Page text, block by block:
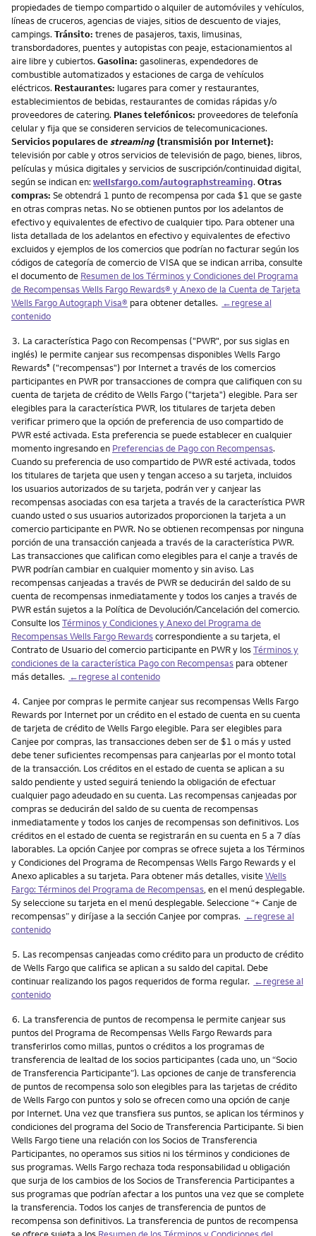
propiedades de tiempo compartido o alquiler de automóviles y vehículos,
líneas de cruceros, agencias de viajes, sitios de descuento de viajes,
campings. Tránsito: trenes de pasajeros, taxis, limusinas,
transbordadores, puentes y autopistas con peaje, estacionamientos al
aire libre y cubiertos. Gasolina: gasolineras, expendedores de
combustible automatizados y estaciones de carga de vehículos
eléctricos. Restaurantes: lugares para comer y restaurantes,
establecimientos de bebidas, restaurantes de comidas rápidas y/o
proveedores de catering. Planes telefónicos: proveedores de telefonía
celular y fija que se consideren servicios de telecomunicaciones.
Servicios populares de streaming (transmisión por Internet):
televisión por cable y otros servicios de televisión de pago, bienes, libros,
películas y música digitales y servicios de suscripción/continuidad digital,
según se indican en: wellsfargo.com/autographstreaming. Otras
compras: Se obtendrá 1 punto de recompensa por cada $1 que se gaste
en otras compras netas. No se obtienen puntos por los adelantos de
efectivo y equivalentes de efectivo de cualquier tipo. Para obtener una
lista detallada de los adelantos en efectivo y equivalentes de efectivo
excluidos y ejemplos de los comercios que podrían no facturar según los
códigos de categoría de comercio de VISA que se indican arriba, consulte
el documento de Resumen de los Términos y Condiciones del Programa
de Recompensas Wells Fargo Rewards® y Anexo de la Cuenta de Tarjeta
Wells Fargo Autograph Visa® para obtener detalles. ←regrese al
contenido
Nota
3. La característica Pago con Recompensas ("PWR", por sus siglas en
inglés) le permite canjear sus recompensas disponibles Wells Fargo
Rewards® ("recompensas") por Internet a través de los comercios
participantes en PWR por transacciones de compra que califiquen con su
cuenta de tarjeta de crédito de Wells Fargo ("tarjeta") elegible. Para ser
elegibles para la característica PWR, los titulares de tarjeta deben
verificar primero que la opción de preferencia de uso compartido de
PWR esté activada. Esta preferencia se puede establecer en cualquier
momento ingresando en Preferencias de Pago con Recompensas.
Cuando su preferencia de uso compartido de PWR esté activada, todos
los titulares de tarjeta que usen y tengan acceso a su tarjeta, incluidos
los usuarios autorizados de su tarjeta, podrán ver y canjear las
recompensas asociadas con esa tarjeta a través de la característica PWR
cuando usted o sus usuarios autorizados proporcionen la tarjeta a un
comercio participante en PWR. No se obtienen recompensas por ninguna
porción de una transacción canjeada a través de la característica PWR.
Las transacciones que califican como elegibles para el canje a través de
PWR podrían cambiar en cualquier momento y sin aviso. Las
recompensas canjeadas a través de PWR se deducirán del saldo de su
cuenta de recompensas inmediatamente y todos los canjes a través de
PWR están sujetos a la Política de Devolución/Cancelación del comercio.
Consulte losTérminos y Condiciones y Anexo del Programa de
Recompensas Wells Fargo Rewardscorrespondiente a su tarjeta, el
Contrato de Usuario del comercio participante en PWR y losTérminos y
condiciones de la característica Pago con Recompensas para obtener
más detalles. ←regrese al contenido
Nota
4. Canjee por compras le permite canjear sus recompensas Wells Fargo
Rewards por Internet por un crédito en el estado de cuenta en su cuenta
de tarjeta de crédito de Wells Fargo elegible. Para ser elegibles para
Canjee por compras, las transacciones deben ser de $1 o más y usted
debe tener suficientes recompensas para canjearlas por el monto total
de la transacción. Los créditos en el estado de cuenta se aplican a su
saldo pendiente y usted seguirá teniendo la obligación de efectuar
cualquier pago adeudado en su cuenta. Las recompensas canjeadas por
compras se deducirán del saldo de su cuenta de recompensas
inmediatamente y todos los canjes de recompensas son definitivos. Los
créditos en el estado de cuenta se registrarán en su cuenta en 5 a 7 días
laborables. La opción Canjee por compras se ofrece sujeta a los Términos
y Condiciones del Programa de Recompensas Wells Fargo Rewards y el
Anexo aplicables a su tarjeta. Para obtener más detalles, visiteWells
Fargo: Términos del Programa de Recompensas , en el menú desplegable.
Sy seleccione su tarjeta en el menú desplegable. Seleccione “+ Canje de
recompensas” y diríjase a la sección Canjee por compras. ←regrese al
contenido
Nota
5. Las recompensas canjeadas como crédito para un producto de crédito
de Wells Fargo que califica se aplican a su saldo del capital. Debe
continuar realizando los pagos requeridos de forma regular. ←regrese al
contenido
Nota
6. La transferencia de puntos de recompensa le permite canjear sus
puntos del Programa de Recompensas Wells Fargo Rewards para
transferirlos como millas, puntos o créditos a los programas de
transferencia de lealtad de los socios participantes (cada uno, un “Socio
de Transferencia Participante”). Las opciones de canje de transferencia
de puntos de recompensa solo son elegibles para las tarjetas de crédito
de Wells Fargo con puntos y solo se ofrecen como una opción de canje
por Internet. Una vez que transfiera sus puntos, se aplican los términos y
condiciones del programa del Socio de Transferencia Participante. Si bien
Wells Fargo tiene una relación con los Socios de Transferencia
Participantes, no operamos sus sitios ni los términos y condiciones de
sus programas. Wells Fargo rechaza toda responsabilidad u obligación
que surja de los cambios de los Socios de Transferencia Participantes a
sus programas que podrían afectar a los puntos una vez que se complete
la transferencia. Todos los canjes de transferencia de puntos de
recompensa son definitivos. La transferencia de puntos de recompensa
se ofrece sujeta a los Resumen de los Términos y Condiciones del